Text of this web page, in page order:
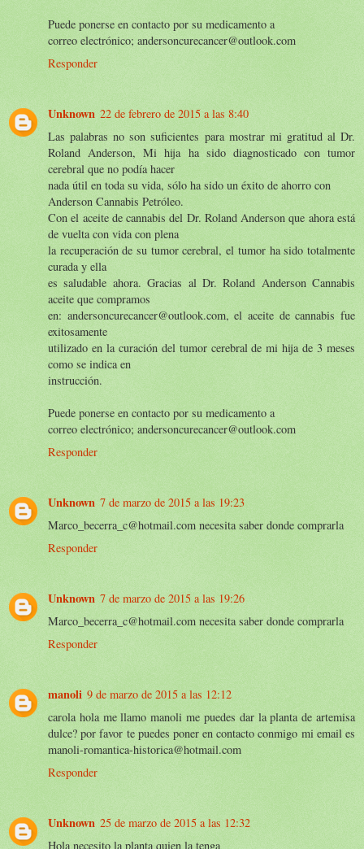
Puede ponerse en contacto por su medicamento a
correo electrónico; andersoncurecancer@outlook.com
Responder
Unknown 22 de febrero de 2015 a las 8:40
Las palabras no son suficientes para mostrar mi gratitud al Dr.
Roland Anderson, Mi hija ha sido diagnosticado con tumor
cerebral que no podía hacer
nada útil en toda su vida, sólo ha sido un éxito de ahorro con
Anderson Cannabis Petróleo.
Con el aceite de cannabis del Dr. Roland Anderson que ahora está
de vuelta con vida con plena
la recuperación de su tumor cerebral, el tumor ha sido totalmente
curada y ella
es saludable ahora. Gracias al Dr. Roland Anderson Cannabis
aceite que compramos
en: andersoncurecancer@outlook.com, el aceite de cannabis fue
exitosamente
utilizado en la curación del tumor cerebral de mi hija de 3 meses
como se indica en
instrucción.
Puede ponerse en contacto por su medicamento a
correo electrónico; andersoncurecancer@outlook.com
Responder
Unknown 7 de marzo de 2015 a las 19:23
Marco_becerra_c@hotmail.com necesita saber donde comprarla
Responder
Unknown 7 de marzo de 2015 a las 19:26
Marco_becerra_c@hotmail.com necesita saber donde comprarla
Responder
manoli 9 de marzo de 2015 a las 12:12
carola hola me llamo manoli me puedes dar la planta de artemisa
dulce? por favor te puedes poner en contacto conmigo mi email es
manoli-romantica-historica@hotmail.com
Responder
Unknown 25 de marzo de 2015 a las 12:32
Hola necesito la planta quien la tenga